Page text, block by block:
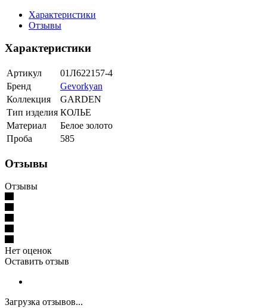
Характеристики
Отзывы
Характеристики
Артикул
01Л622157-4
Бренд
Gevorkyan
Коллекция
GARDEN
Тип изделия КОЛЬЕ
Материал
Белое золото
Проба
585
Отзывы
Отзывы
Нет оценок
Оставить отзыв
Загрузка отзывов...